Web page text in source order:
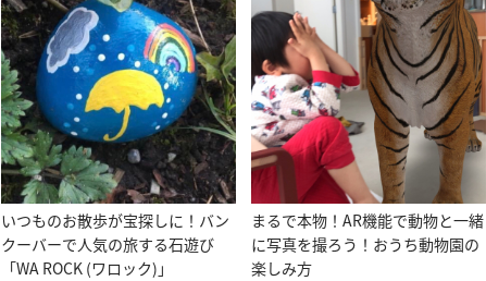
いつものお散歩が宝探しに！バン
クーバーで人気の旅する石遊び
「WA ROCK (ワロック)」
まるで本物！AR機能で動物と一緒
に写真を撮ろう！おうち動物園の
楽しみ方